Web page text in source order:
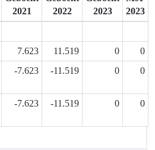
2021
2022
2023
2023
7.623 11.519 0
0
-7.623 -11.519 0 0
-7.623 -11.519 0 0